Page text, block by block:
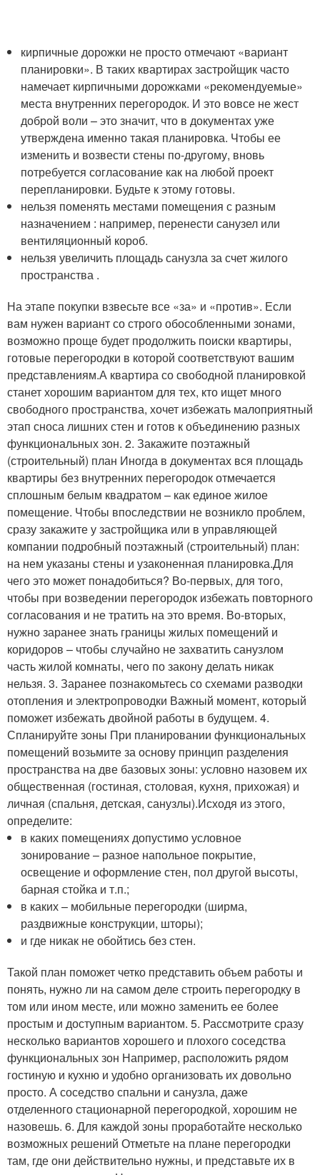
кирпичные дорожки не просто отмечают «вариант
планировки». В таких квартирах застройщик часто
намечает кирпичными дорожками «рекомендуемые»
места внутренних перегородок. И это вовсе не жест
доброй воли – это значит, что в документах уже
утверждена именно такая планировка. Чтобы ее
изменить и возвести стены по-другому, вновь
потребуется согласование как на любой проект
перепланировки. Будьте к этому готовы.
нельзя поменять местами помещения с разным
назначением : например, перенести санузел или
вентиляционный короб.
нельзя увеличить площадь санузла за счет жилого
пространства .
На этапе покупки взвесьте все «за» и «против». Если
вам нужен вариант со строго обособленными зонами,
возможно проще будет продолжить поиски квартиры,
готовые перегородки в которой соответствуют вашим
представлениям.А квартира со свободной планировкой
станет хорошим вариантом для тех, кто ищет много
свободного пространства, хочет избежать малоприятный
этап сноса лишних стен и готов к объединению разных
функциональных зон. 2. Закажите поэтажный
(строительный) план Иногда в документах вся площадь
квартиры без внутренних перегородок отмечается
сплошным белым квадратом – как единое жилое
помещение. Чтобы впоследствии не возникло проблем,
сразу закажите у застройщика или в управляющей
компании подробный поэтажный (строительный) план:
на нем указаны стены и узаконенная планировка.Для
чего это может понадобиться? Во-первых, для того,
чтобы при возведении перегородок избежать повторного
согласования и не тратить на это время. Во-вторых,
нужно заранее знать границы жилых помещений и
коридоров – чтобы случайно не захватить санузлом
часть жилой комнаты, чего по закону делать никак
нельзя. 3. Заранее познакомьтесь со схемами разводки
отопления и электропроводки Важный момент, который
поможет избежать двойной работы в будущем. 4.
Спланируйте зоны При планировании функциональных
помещений возьмите за основу принцип разделения
пространства на две базовых зоны: условно назовем их
общественная (гостиная, столовая, кухня, прихожая) и
личная (спальня, детская, санузлы).Исходя из этого,
определите:
в каких помещениях допустимо условное
зонирование – разное напольное покрытие,
освещение и оформление стен, пол другой высоты,
барная стойка и т.п.;
в каких – мобильные перегородки (ширма,
раздвижные конструкции, шторы);
и где никак не обойтись без стен.
Такой план поможет четко представить объем работы и
понять, нужно ли на самом деле строить перегородку в
том или ином месте, или можно заменить ее более
простым и доступным вариантом. 5. Рассмотрите сразу
несколько вариантов хорошего и плохого соседства
функциональных зон Например, расположить рядом
гостиную и кухню и удобно организовать их довольно
просто. А соседство спальни и санузла, даже
отделенного стационарной перегородкой, хорошим не
назовешь. 6. Для каждой зоны проработайте несколько
возможных решений Отметьте на плане перегородки
там, где они действительно нужны, и представьте их в